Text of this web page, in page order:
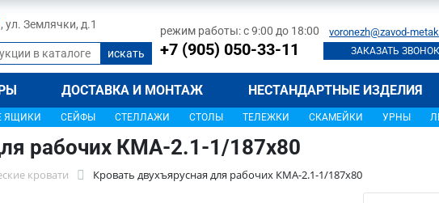
, ул. Землячки, д.1 режим работы: с 9:00 до 18:00
+7 (905) 050-33-11
voronezh@zavod-
ЗАКАЗАТЬ ЗВОНОК
ДОСТАВКА И МОНТАЖ НЕСТАНДАРТНЫЕ ИЗДЕЛИЯ
ЯЩИКИ СЕЙФЫ СТЕЛЛАЖИ СТОЛЫ ТЕЛЕЖКИ СКАМЕЙКИ УРНЫ
рабочих КМА-2.1-1/187х80
кровати Кровать двухъярусная для рабочих КМА-2.1-1/187х80